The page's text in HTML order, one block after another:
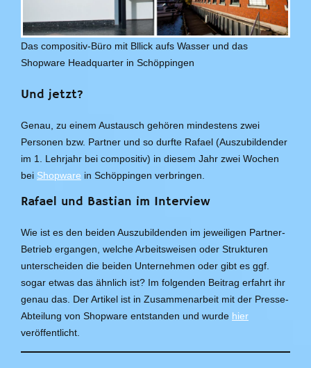
Das compositiv-Büro mit Bllick aufs Wasser und das
Shopware Headquarter in Schöppingen
Und jetzt?
Genau, zu einem Austausch gehören mindestens zwei
Personen bzw. Partner und so durfte Rafael (Auszubildender
im 1. Lehrjahr bei compositiv) in diesem Jahr zwei Wochen
bei Shopware in Schöppingen verbringen.
Rafael und Bastian im Interview
Wie ist es den beiden Auszubildenden im jeweiligen Partner-
Betrieb ergangen, welche Arbeitsweisen oder Strukturen
unterscheiden die beiden Unternehmen oder gibt es ggf.
sogar etwas das ähnlich ist? Im folgenden Beitrag erfahrt ihr
genau das. Der Artikel ist in Zusammenarbeit mit der Presse-
Abteilung von Shopware entstanden und wurde hier
veröffentlicht.